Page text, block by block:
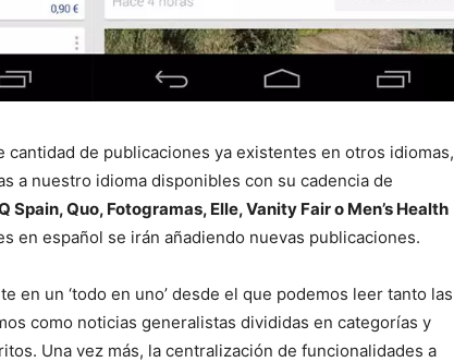
cantidad de publicaciones ya existentes en otros idiomas,
a nuestro idioma disponibles con su cadencia de
Spain, Quo, Fotogramas, Elle, Vanity Fair o Men’s Health
en español se irán añadiendo nuevas publicaciones.
en un ‘todo en uno’ desde el que podemos leer tanto las
como noticias generalistas divididas en categorías y
Una vez más, la centralización de funcionalidades a